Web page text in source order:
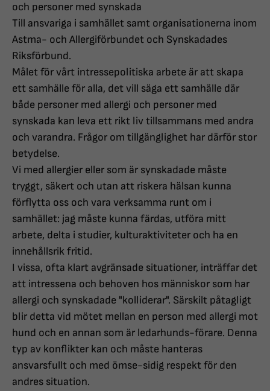
och personer med synskada
Till ansvariga i samhället samt organisationerna inom
Astma- och Allergiförbundet och Synskadades
Riksförbund.
Målet för vårt intressepolitiska arbete är att skapa
ett samhälle för alla, det vill säga ett samhälle där
både personer med allergi och personer med
synskada kan leva ett rikt liv tillsammans med andra
och varandra. Frågor om tillgänglighet har därför stor
betydelse.
Vi med allergier eller som är synskadade måste
tryggt, säkert och utan att riskera hälsan kunna
förflytta oss och vara verksamma runt om i
samhället: jag måste kunna färdas, utföra mitt
arbete, delta i studier, kulturaktiviteter och ha en
innehållsrik fritid.
I vissa, ofta klart avgränsade situationer, inträffar det
att intressena och behoven hos människor som har
allergi och synskadade "kolliderar". Särskilt påtagligt
blir detta vid mötet mellan en person med allergi mot
hund och en annan som är ledarhunds-förare. Denna
typ av konflikter kan och måste hanteras
ansvarsfullt och med ömse-sidig respekt för den
andres situation.